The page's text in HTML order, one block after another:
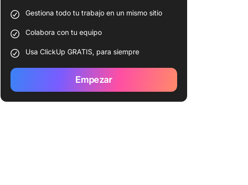
Gestiona todo tu trabajo en un mismo sitio
Colabora con tu equipo
Usa ClickUp GRATIS, para siempre
Empezar